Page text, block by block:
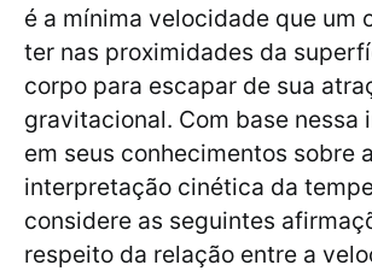
é a mínima velocidade que um
ter nas proximidades da
corpo para escapar de sua
gravitacional. Com base nessa
em seus conhecimentos sobre a
interpretação cinética da
considere as seguintes
respeito da relação entre a